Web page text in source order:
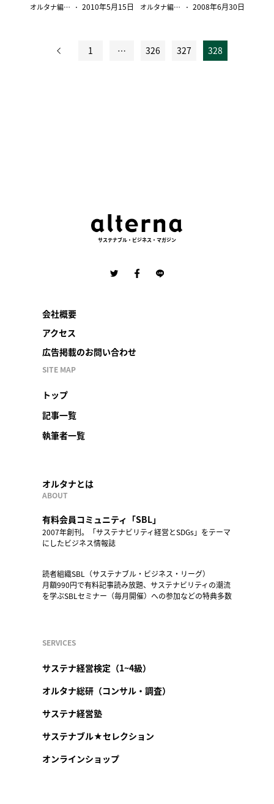
オルタナ編集部 2010年5月15日 オルタナ編集部 2008年6月30日
投
1 … 326 327 328
サステナブル・ビジネス・マガジン
会社概要
アクセス
広告掲載のお問い合わせ
SITE MAP
トップ
記事一覧
執筆者一覧
オルタナとは
ABOUT
有料会員コミュニティ「SBL」
2007年創刊。「サステナビリティ経営とSDGs」をテーマ
にしたビジネス情報誌
読者組織SBL（サステナブル・ビジネス・リーグ）
月額990円で有料記事読み放題、サステナビリティの潮流
を学ぶSBLセミナー（毎月開催）への参加などの特典多数
SERVICES
サステナ経営検定（1~4級）
オルタナ総研（コンサル・調査）
サステナ経営塾
サステナブル★セレクション
オンラインショップ